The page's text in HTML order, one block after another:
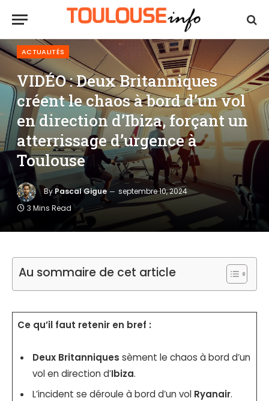
ACTUALITÉS
VIDÉO : Deux Britanniques
créent le chaos à bord d’un vol
en direction d’Ibiza, forçant un
atterrissage d’urgence à
Toulouse
ByPascal Gigue
septembre 10, 2024
3 Mins Read
Au sommaire de cet article
Ce qu’il faut retenir en bref :
Deux Britanniques sèment le chaos à bord d’un
vol en direction d’Ibiza.
L’incident se déroule à bord d’un vol Ryanair.